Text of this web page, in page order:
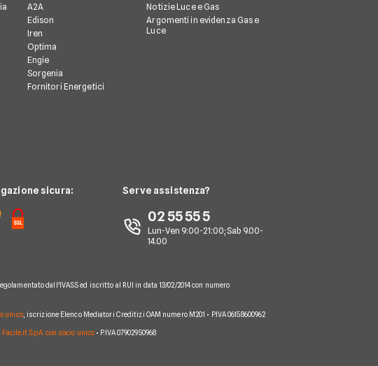
A2A
Edison
Iren
Optima
Engie
Sorgenia
Fornitori Energetici
Notizie Luce e Gas
Argomenti in evidenza Gas e
Luce
sicura: Serve assistenza?
02 55 55 5
Lun-Ven 9:00-21:00; Sab 9.00-
14.00
dall'IVASS ed iscritto al RUI in data 13/02/2014 con numero
unico, iscrizione Elenco Mediatori Creditizi OAM numero M201 • P.IVA 06158600962
Facile.it S.p.A. con socio unico • P.IVA 07902950968